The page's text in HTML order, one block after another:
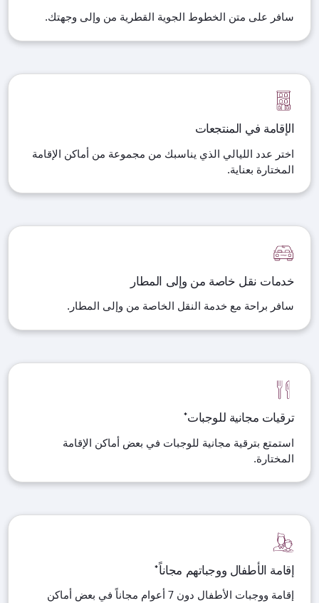
سافر على متن الخطوط الجوية القطرية من وإلى وجهتك.
الإقامة في المنتجعات
اختر عدد الليالي الذي يناسبك من مجموعة من أماكن الإقامة
المختارة بعناية.
خدمات نقل خاصة من وإلى المطار
سافر براحة مع خدمة النقل الخاصة من وإلى المطار.
ترقيات مجانية للوجبات*
استمتع بترقية مجانية للوجبات في بعض أماكن الإقامة
المختارة.
إقامة الأطفال ووجباتهم مجاناً*
إقامة ووجبات الأطفال دون 7 أعوام مجاناً في بعض أماكن